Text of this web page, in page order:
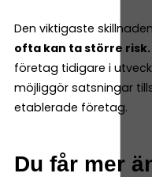
Den viktigaste
ofta kan ta större risk.
företag tidigare i
möjliggör satsningar
etablerade företag.
Du får mer